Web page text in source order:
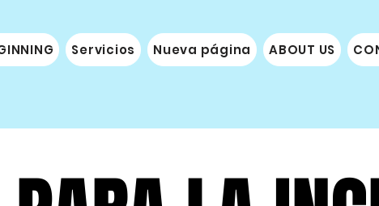
Servicios Nueva página ABOUT US